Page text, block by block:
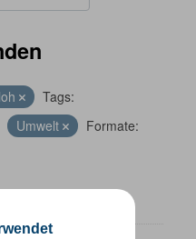
Tags:
Umwelt
Formate: